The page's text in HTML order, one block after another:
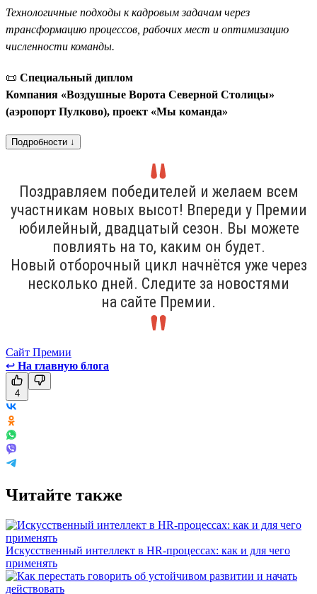
Технологичные подходы к кадровым задачам через
трансформацию процессов, рабочих мест и оптимизацию
численности команды.
📜 Специальный диплом
Компания «Воздушные Ворота Северной Столицы»
(аэропорт Пулково), проект «Мы команда»
Подробности ↓
Поздравляем победителей и желаем всем
участникам новых высот! Впереди у Премии
юбилейный, двадцатый сезон. Вы можете
повлиять на то, каким он будет.
Новый отборочный цикл начнётся уже через
несколько дней. Следите за новостями
на сайте Премии.
Сайт Премии
↩ На главную блога
4
Читайте также
Искусственный интеллект в HR-процессах: как и для чего
применять